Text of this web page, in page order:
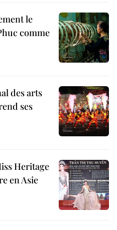
le
comme
des arts
ses
Heritage
en Asie